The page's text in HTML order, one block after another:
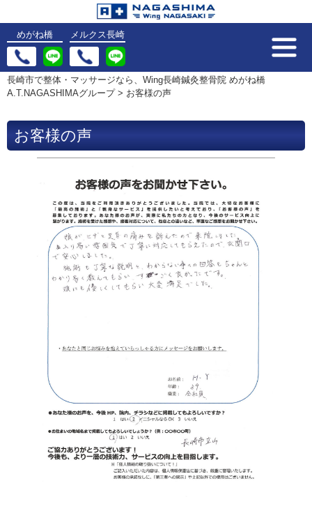
めがね橋 メルクス長崎
長崎市で整体・マッサージなら、Wing長崎鍼灸整骨院 めがね橋
A.T.NAGASHIMAグループ > お客様の声
お客様の声